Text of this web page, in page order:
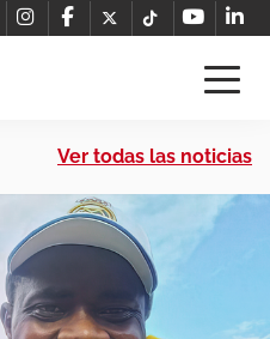
Ver todas las noticias